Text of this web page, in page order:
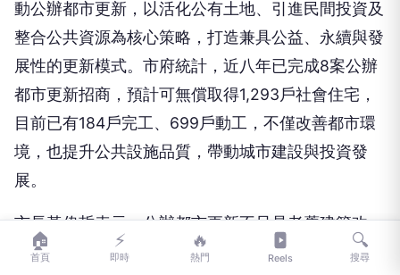
動公辦都市更新，以活化公有土地、引進民間投資及
整合公共資源為核心策略，打造兼具公益、永續與發
展性的更新模式。市府統計，近八年已完成8案公辦
都市更新招商，預計可無償取得1,293戶社會住宅，
目前已有184戶完工、699戶動工，不僅改善都市環
境，也提升公共設施品質，帶動城市建設與投資發
展。
市長黃偉哲表示，公辦都市更新不只是老舊建築改
建，更是推動城市轉型的重要政策。市府秉持「公益
🏠
首頁
⚡
即時
🔥
熱門 Reels
🔍
搜尋